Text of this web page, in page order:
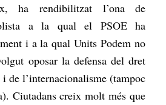
ha rendibilitzat l’ona de
a la qual el PSOE ha
i a la qual Units Podem no
oposar la defensa del dret
de l’internacionalisme (tampoc
Ciutadans creix molt més que